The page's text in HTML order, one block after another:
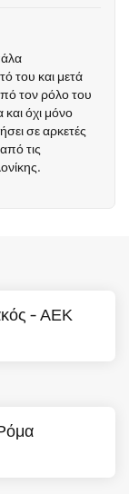
του και μετά
τον ρόλο του
όχι μόνο
σε αρκετές
τις
- ΑΕΚ